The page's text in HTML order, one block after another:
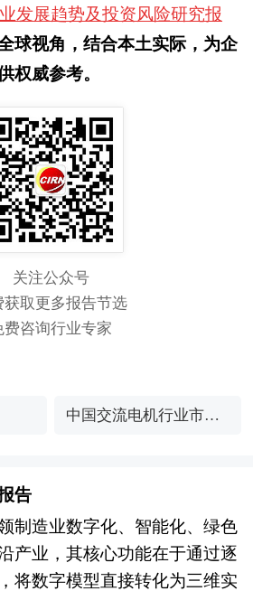
发展趋势及投资风险研究报
球视角，结合本土实际，为企
权威参考。
关注公众号
获取更多报告节选
费咨询行业专家
中国交流电机行业市场
告
制造业数字化、智能化、绿色
产业，其核心功能在于通过逐
将数字模型直接转化为三维实